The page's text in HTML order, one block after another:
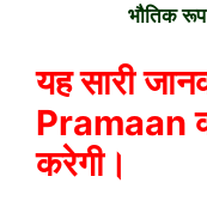
भौतिक
यह सारी
Pramaan
करेगी।